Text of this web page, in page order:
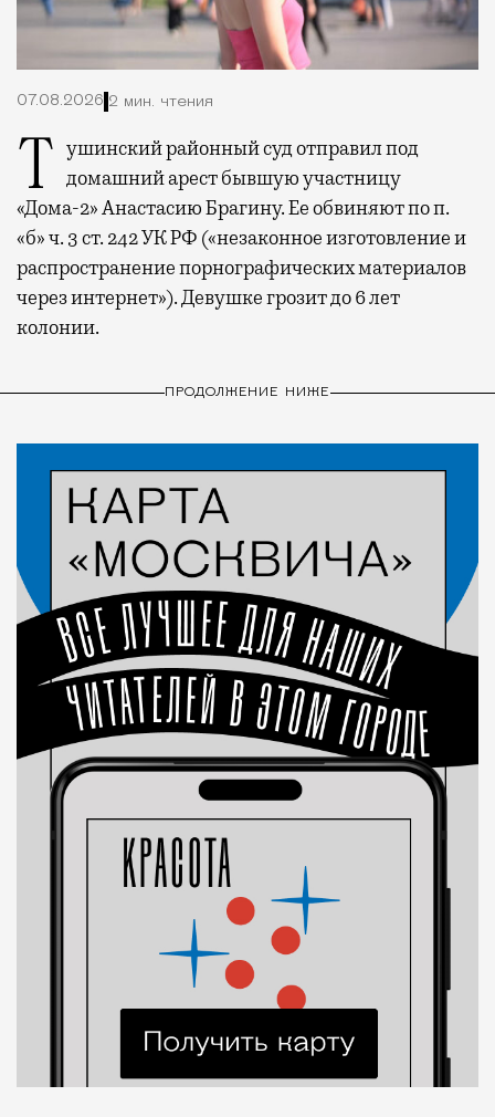
07.08.2026 2 мин. чтения
Тушинский районный суд отправил под домашний арест бывшую участницу
«Дома-2» Анастасию Брагину. Ее обвиняют по п.
«б» ч. 3 ст. 242 УК РФ («незаконное изготовление и
распространение порнографических материалов
через интернет»). Девушке грозит до 6 лет
колонии.
ПРОДОЛЖЕНИЕ НИЖЕ